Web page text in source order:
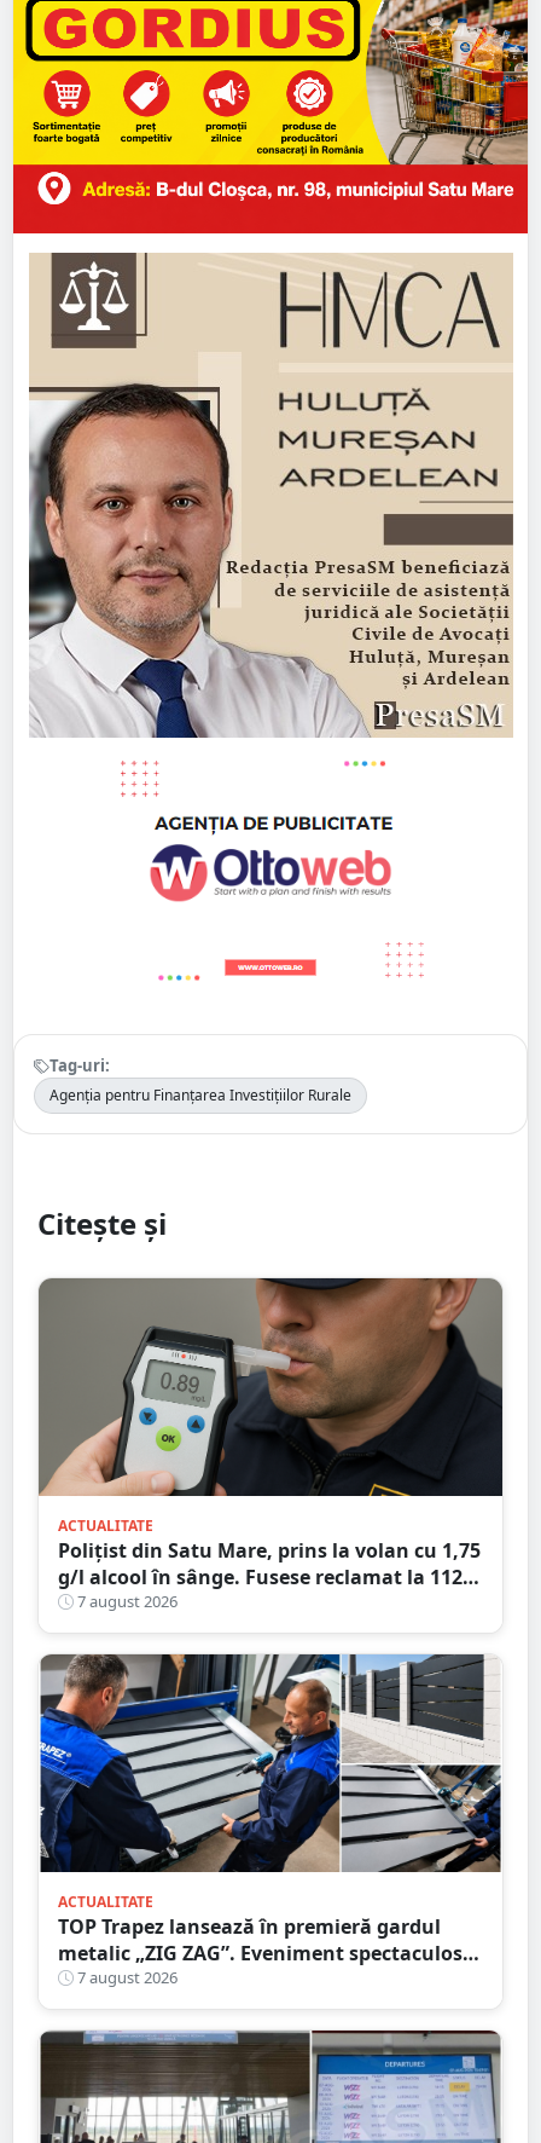
Tag-uri:
Agenția pentru Finanțarea Investițiilor Rurale
Citește și
ACTUALITATE
Polițist din Satu Mare, prins la volan cu 1,75
g/l alcool în sânge. Fusese reclamat la 112
că circula pe contrasens
7 august 2026
ACTUALITATE
TOP Trapez lansează în premieră gardul
metalic „ZIG ZAG”. Eveniment spectaculos
în Grădina Romei
7 august 2026